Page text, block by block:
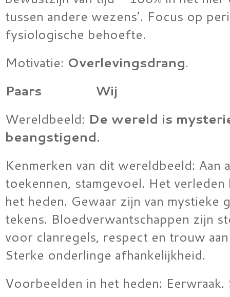
tussen andere wezens’. Focus op
fysiologische behoefte.
Motivatie: Overlevingsdrang.
Paars Wij
Wereldbeeld: De wereld is
beangstigend.
Kenmerken van dit wereldbeeld: Aan
toekennen, stamgevoel. Het
het heden. Gewaar zijn van mystieke
tekens. Bloedverwantschappen zijn
voor clanregels, respect en trouw
Sterke onderlinge afhankelijkheid.
Voorbeelden in het heden: Eerwraak.